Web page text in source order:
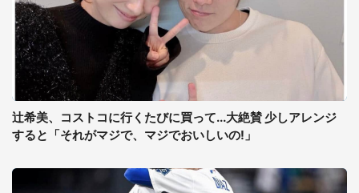
辻希美、コストコに行くたびに買って...大絶賛 少しアレンジ
すると「それがマジで、マジでおいしいの!」